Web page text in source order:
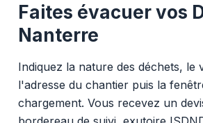
Faites évacuer vos
Nanterre
Indiquez la nature des déchets, le
l'adresse du chantier puis la
chargement. Vous recevez un